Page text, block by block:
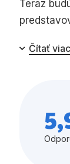
Teraz
Budú
Čítať viac